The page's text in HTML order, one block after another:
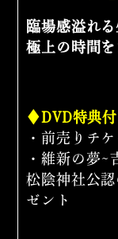
臨場感溢れ
極上の時間
♦DVD特典
・前売りチ
・維新の夢~
松陰神社公
ゼント